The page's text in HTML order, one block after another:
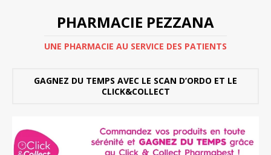
PHARMACIE PEZZANA
UNE PHARMACIE AU SERVICE DES PATIENTS
GAGNEZ DU TEMPS AVEC LE SCAN D’ORDO ET LE
CLICK&COLLECT